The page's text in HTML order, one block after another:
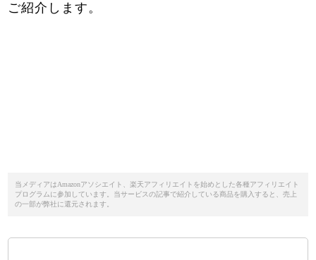
ご紹介します。
当メディアはAmazonアソシエイト、楽天アフィリエイトを始めとした各種アフィリエイト
プログラムに参加しています。当サービスの記事で紹介している商品を購入すると、売上
の一部が弊社に還元されます。